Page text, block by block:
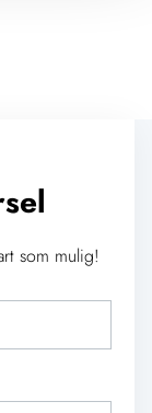
som mulig!